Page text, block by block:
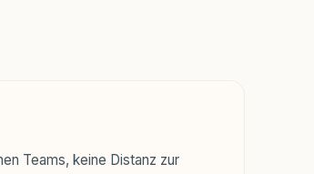
Teams, keine Distanz zur